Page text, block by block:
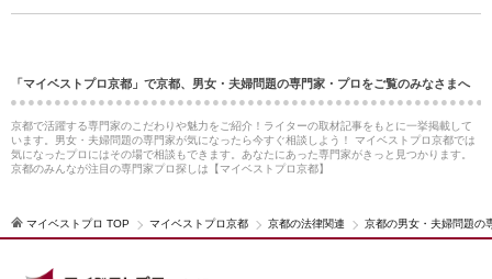
「マイベストプロ京都」で京都、男女・夫婦問題の専門家・プロをご覧のみなさまへ
京都で活躍する専門家のこだわりや魅力をご紹介！ライターの取材記事をもとに一挙掲載して
います。男女・夫婦問題の専門家が気になったら今すぐ相談しよう！ マイベストプロ京都では
気になったプロにはその場で相談もできます。あなたにあった専門家がきっと見つかります。
京都のみんなが注目の専門家プロ探しは【マイベストプロ京都】
マイベストプロ TOP マイベストプロ京都 京都の法律関連 京都の男女・夫婦問題の